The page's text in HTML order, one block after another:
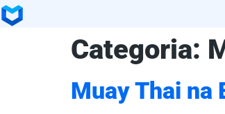
Categoria:
Muay Thai na